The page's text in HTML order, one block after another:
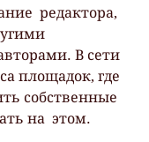
редактора,
В сети
площадок, где
собственные
на  этом.